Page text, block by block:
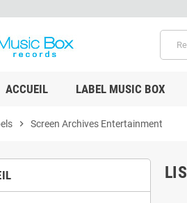
ACCUEIL LABEL MUSIC BOX
chevron_right Screen Archives Entertainment